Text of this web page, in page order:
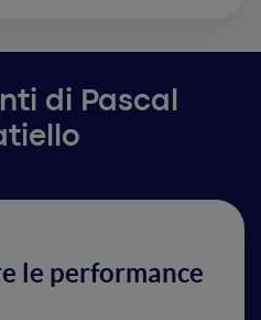
di Pascal
le performance